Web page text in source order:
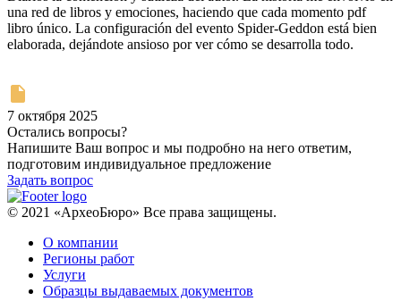
una red de libros y emociones, haciendo que cada momento pdf
libro único. La configuración del evento Spider-Geddon está bien
elaborada, dejándote ansioso por ver cómo se desarrolla todo.
7 октября 2025
Остались вопросы?
Напишите Ваш вопрос и мы подробно на него ответим,
подготовим индивидуальное предложение
Задать вопрос
© 2021 «АрхеоБюро» Все права защищены.
О компании
Регионы работ
Услуги
Образцы выдаваемых документов